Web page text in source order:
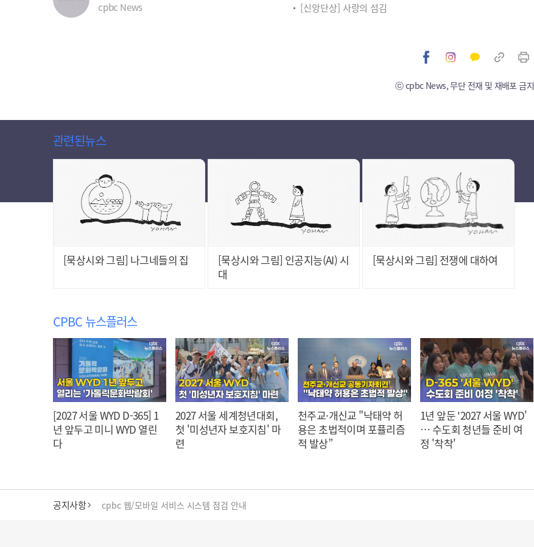
cpbc News
[신앙단상] 사랑의 섬김
ⓒ cpbc News, 무단 전재 및 재배포 금지
관련된뉴스
[묵상시와 그림] 나그네들의 집
[묵상시와 그림] 인공지능(AI) 시
대
[묵상시와 그림] 전쟁에 대하여
CPBC 뉴스플러스
[2027 서울 WYD D-365] 1
년 앞두고 미니 WYD 열린
다
2027 서울 세계청년대회,
첫 '미성년자 보호지침' 마
련
천주교·개신교 "낙태약 허
용은 초법적이며 포퓰리즘
적 발상”
1년 앞둔 '2027 서울 WYD'
… 수도회 청년들 준비 여
정 '착착'
공지사항 cpbc 웹/모바일 서비스 시스템 점검 안내